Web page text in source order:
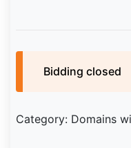
Bidding closed
Category: Domains